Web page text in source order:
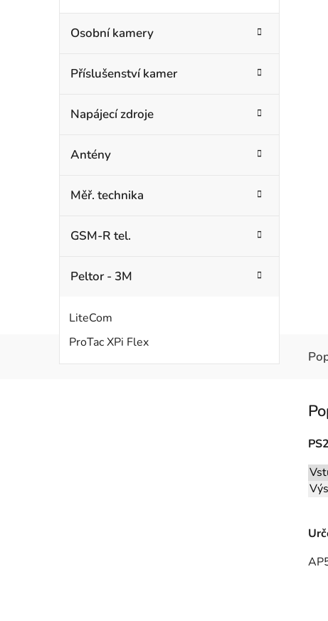
p
n
Osobní kamery
Příslušenství kamer
Napájecí zdroje
Antény
Měř. technika
GSM-R tel.
Peltor - 3M
LiteCom
ProTac XPi Flex